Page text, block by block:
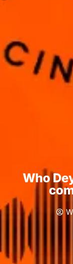
Who